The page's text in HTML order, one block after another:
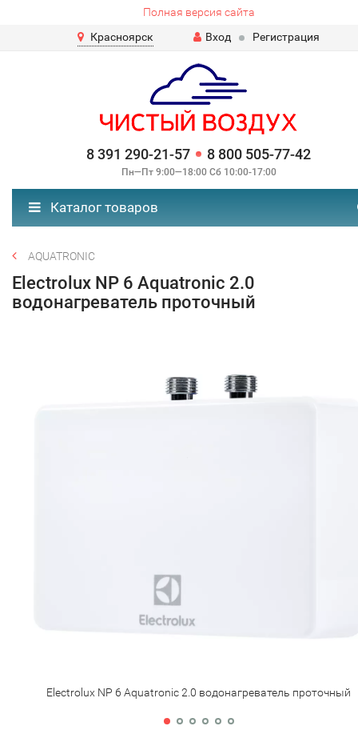
Полная версия сайта
Красноярск
Вход Регистрация
8 391 290-21-57 8 800 505-77-42
Пн—Пт 9:00—18:00 Сб 10:00-17:00
Каталог товаров
AQUATRONIC
Electrolux NP 6 Aquatronic 2.0
водонагреватель проточный
Electrolux NP 6 Aquatronic 2.0 водонагреватель проточный